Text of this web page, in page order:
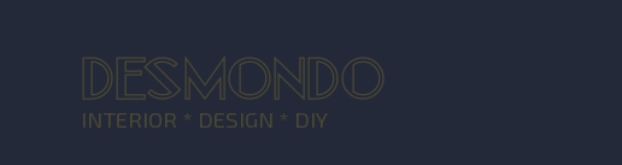
DESMONDO
INTERIOR * DESIGN * DIY